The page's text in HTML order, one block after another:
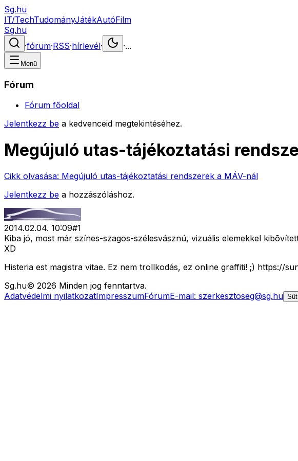
Sg.hu
IT/TechTudományJátékAutóFilm
Sg.hu
·fórum·RSS·hírlevél· ·...
Menü
Fórum
Fórum főoldal
Jelentkezz be a kedvenceid megtekintéséhez.
Megújuló utas-tájékoztatási
Cikk olvasása: Megújuló utas-tájékoztatási rendszerek a MÁV-nál
Jelentkezz be a hozzászóláshoz.
2014.02.04. 10:09#1
Kiba jó, most már színes-szagos-szélesvásznú, vizuális elemekkel
XD
Histeria est magistra vitae. Ez nem trollkodás, ez online graffiti! ;) https://
Sg.hu© 2026 Minden jog fenntartva.
Adatvédelmi nyilatkozatImpresszumFórumE-mail: szerkesztoseg@sg.hu